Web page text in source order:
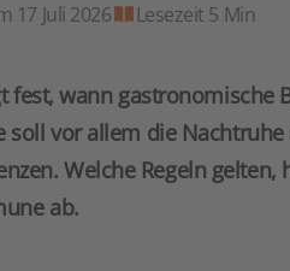
17 Juli 2026 Lesezeit 5 Min
fest, wann gastronomische
soll vor allem die
Welche Regeln
ab.